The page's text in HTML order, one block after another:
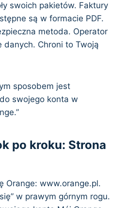
swoich pakietów. Faktury
są w formacie PDF.
metoda. Operator
danych. Chroni to Twoją
sposobem jest
swojego konta w
po kroku: Strona
Orange: www.orange.pl.
w prawym górnym rogu.